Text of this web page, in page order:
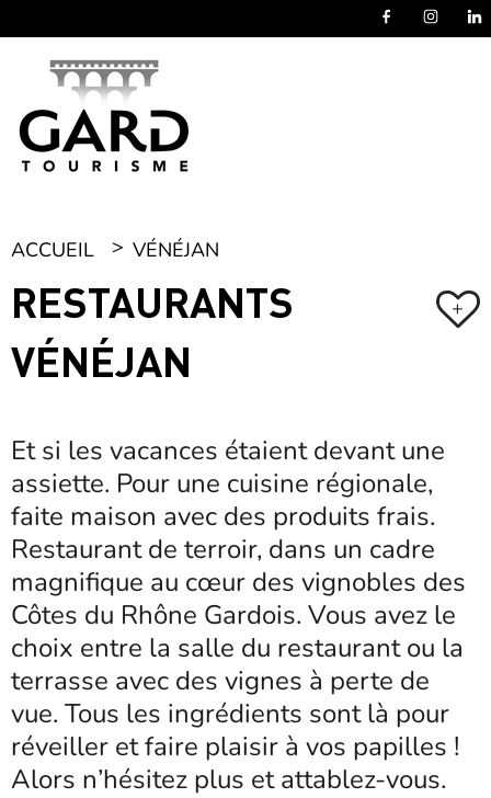
ACCUEIL VÉNÉJAN
RESTAURANTS
VÉNÉJAN
+
Et si les vacances étaient devant une
assiette. Pour une cuisine régionale,
faite maison avec des produits frais.
Restaurant de terroir, dans un cadre
magnifique au cœur des vignobles des
Côtes du Rhône Gardois. Vous avez le
choix entre la salle du restaurant ou la
terrasse avec des vignes à perte de
vue. Tous les ingrédients sont là pour
réveiller et faire plaisir à vos papilles !
Alors n’hésitez plus et attablez-vous.